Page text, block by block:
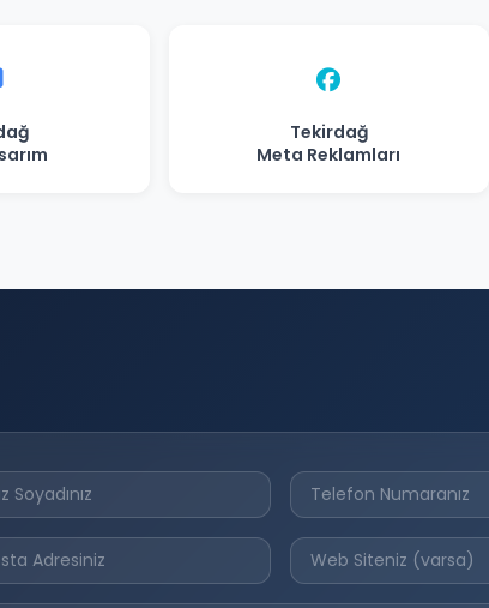
Tekirdağ
Meta Reklamları